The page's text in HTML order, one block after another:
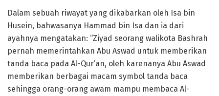
Dalam sebuah riwayat yang dikabarkan oleh Isa bin
Husein, bahwasanya Hammad bin Isa dan ia dari
ayahnya mengatakan: “Ziyad seorang walikota Bashrah
pernah memerintahkan Abu Aswad untuk memberikan
tanda baca pada Al-Qur’an, oleh karenanya Abu Aswad
memberikan berbagai macam symbol tanda baca
sehingga orang-orang awam mampu membaca Al-